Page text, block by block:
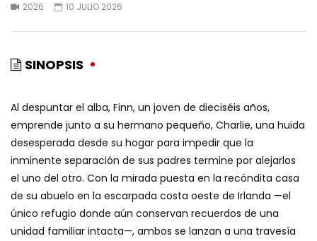
2026 10 JULIO 2026
SINOPSIS
Al despuntar el alba, Finn, un joven de dieciséis años,
emprende junto a su hermano pequeño, Charlie, una huida
desesperada desde su hogar para impedir que la
inminente separación de sus padres termine por alejarlos
el uno del otro. Con la mirada puesta en la recóndita casa
de su abuelo en la escarpada costa oeste de Irlanda —el
único refugio donde aún conservan recuerdos de una
unidad familiar intacta—, ambos se lanzan a una travesía